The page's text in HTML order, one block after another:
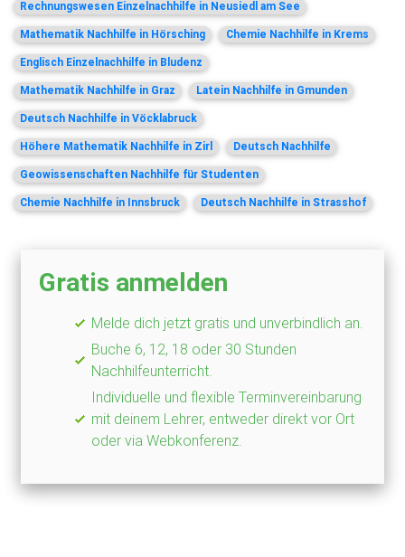
Rechnungswesen Einzelnachhilfe in Neusiedl am See
Mathematik Nachhilfe in Hörsching Chemie Nachhilfe in Krems
Englisch Einzelnachhilfe in Bludenz
Mathematik Nachhilfe in Graz Latein Nachhilfe in Gmunden
Deutsch Nachhilfe in Vöcklabruck
Höhere Mathematik Nachhilfe in Zirl Deutsch Nachhilfe
Geowissenschaften Nachhilfe für Studenten
Chemie Nachhilfe in Innsbruck Deutsch Nachhilfe in Strasshof
Gratis anmelden
Melde dich jetzt gratis und unverbindlich an.
Buche 6, 12, 18 oder 30 Stunden
Nachhilfeunterricht.
Individuelle und flexible Terminvereinbarung
mit deinem Lehrer, entweder direkt vor Ort
oder via Webkonferenz.